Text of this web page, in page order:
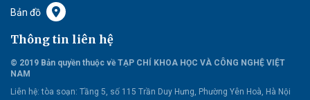
Bản đồ
Thông tin liên hệ
© 2019 Bản quyền thuộc về TẠP CHÍ KHOA HỌC VÀ CÔNG NGHỆ VIỆT
NAM
Liên hệ: tòa soạn: Tầng 5, số 115 Trần Duy Hưng, Phường Yên Hoà, Hà Nội